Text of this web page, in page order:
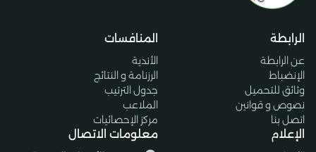
الرابطة
عن الرابطة
الإنضباط
وثائق للتحميل
نصوص و قوانين
اتصل بنا
المنافسات
الأندية
الرزنامة و النتائج
جدول الترتيب
الملاعب
مركز الإحصائيات
الإعلام معلومات الاتصال